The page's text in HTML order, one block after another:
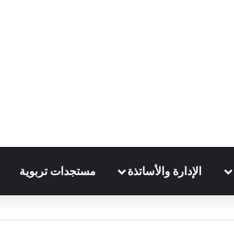
الإدارة والأساتذة مستجدات تربوية